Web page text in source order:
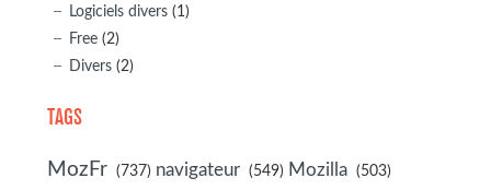
Logiciels divers (1)
Free (2)
Divers (2)
TAGS
MozFr (737) navigateur (549) Mozilla (503)